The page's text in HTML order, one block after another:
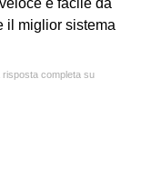
e facile da
il miglior sistema
risposta completa su